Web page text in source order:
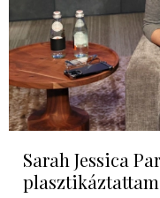
Sarah Jessica